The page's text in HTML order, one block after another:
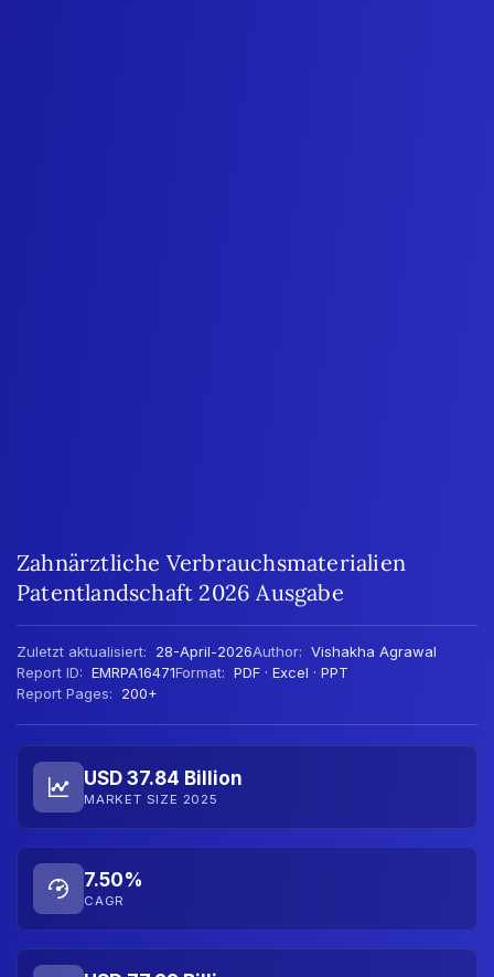
Zahnärztliche Verbrauchsmaterialien
Patentlandschaft 2026 Ausgabe
Zuletzt aktualisiert: 28-April-2026Author: Vishakha Agrawal
Report ID: EMRPA16471Format: PDF · Excel · PPT
Report Pages:
200+
USD 37.84 Billion
MARKET SIZE 2025
7.50%
CAGR